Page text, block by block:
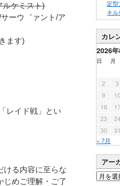
ルケミスト)
ーウ゛ァント/ア
ます)
レイド戦」とい
ける内容に至らな
じめご理解・ご了
定
キル
カレ
2026
日 月
« 7月
2
3
9
10
16
17
23
24
30
31
アー